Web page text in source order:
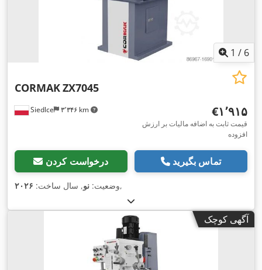
1 / 6
Siedlce ۳٬۳۴۶ km
CORMAKZX7045
‎€۱٬۹۱۵
قیمت ثابت به اضافه مالیات بر ارزش
افزوده
درخواست کردن تماس بگیرید
وضعیت: نو, سال ساخت: ۲۰۲۶ ,
آگهی کوچک